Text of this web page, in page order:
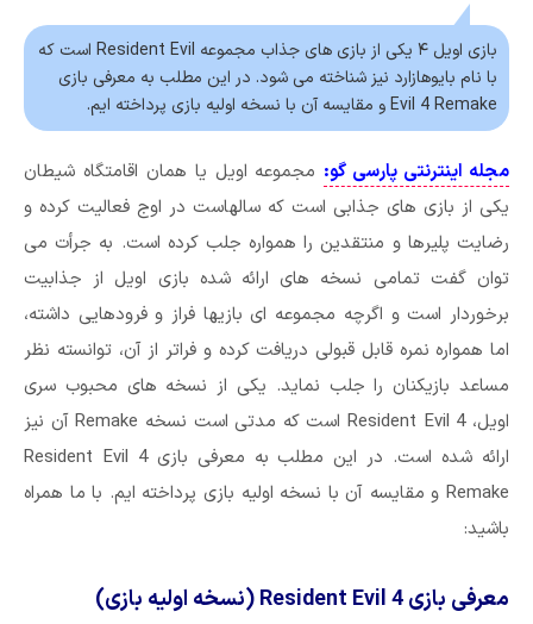
بازی اویل ۴ یکی از بازی های جذاب مجموعه Resident Evil است که
با نام بایوهازارد نیز شناخته می شود. در این مطلب به معرفی بازی
Evil 4 Remake و مقایسه آن با نسخه اولیه بازی پرداخته ایم.
مجله اینترنتی پارسی گو: مجموعه اویل یا همان اقامتگاه شیطان
یکی از بازی های جذابی است که سالهاست در اوج فعالیت کرده و
رضایت پلیرها و منتقدین را همواره جلب کرده است. به جرأت می
توان گفت تمامی نسخه های ارائه شده بازی اویل از جذابیت
برخوردار است و اگرچه مجموعه ای بازیها فراز و فرودهایی داشته،
اما همواره نمره قابل قبولی دریافت کرده و فراتر از آن، توانسته نظر
مساعد بازیکنان را جلب نماید. یکی از نسخه های محبوب سری
اویل، Resident Evil 4 است که مدتی است نسخه Remake آن نیز
ارائه شده است. در این مطلب به معرفی بازی Resident Evil 4
Remake و مقایسه آن با نسخه اولیه بازی پرداخته ایم. با ما همراه
باشید:
معرفی بازی Resident Evil 4 (نسخه اولیه بازی)